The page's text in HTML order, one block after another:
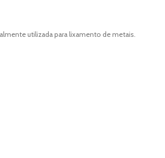
utilizada para lixamento de metais.